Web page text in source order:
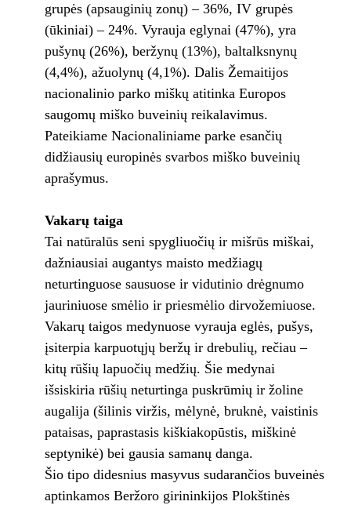
grupės (apsauginių zonų) – 36%, IV grupės
(ūkiniai) – 24%. Vyrauja eglynai (47%), yra
pušynų (26%), beržynų (13%), baltalksnynų
(4,4%), ažuolynų (4,1%). Dalis Žemaitijos
nacionalinio parko miškų atitinka Europos
saugomų miško buveinių reikalavimus.
Pateikiame Nacionaliniame parke esančių
didžiausių europinės svarbos miško buveinių
aprašymus.
Vakarų taiga
Tai natūralūs seni spygliuočių ir mišrūs miškai,
dažniausiai augantys maisto medžiagų
neturtinguose sausuose ir vidutinio drėgnumo
jauriniuose smėlio ir priesmėlio dirvožemiuose.
Vakarų taigos medynuose vyrauja eglės, pušys,
įsiterpia karpuotųjų beržų ir drebulių, rečiau –
kitų rūšių lapuočių medžių. Šie medynai
išsiskiria rūšių neturtinga puskrūmių ir žoline
augalija (šilinis viržis, mėlynė, bruknė, vaistinis
pataisas, paprastasis kiškiakopūstis, miškinė
septynikė) bei gausia samanų danga.
Šio tipo didesnius masyvus sudarančios buveinės
aptinkamos Beržoro girininkijos Plokštinės